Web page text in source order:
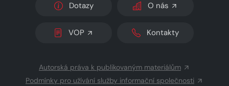
Dotazy O nás
VOP Kontakty
Autorská práva k publikovaným materiálům
Podmínky pro užívání služby informační společnosti